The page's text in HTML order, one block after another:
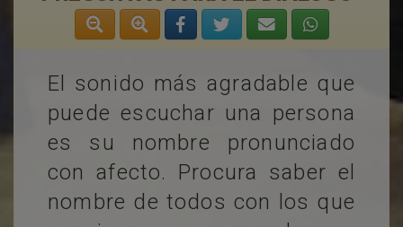
El sonido más agradable que
puede escuchar una persona
es su nombre pronunciado
con afecto. Procura saber el
nombre de todos con los que